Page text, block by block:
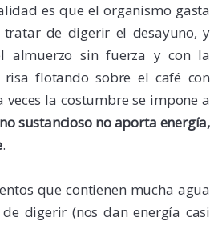
es que el organismo gasta
de digerir el desayuno, y
almuerzo sin fuerza y con la
flotando sobre el café con
veces la costumbre se impone a
sustancioso no aporta energía,
.
que contienen mucha agua
digerir (nos dan energía casi